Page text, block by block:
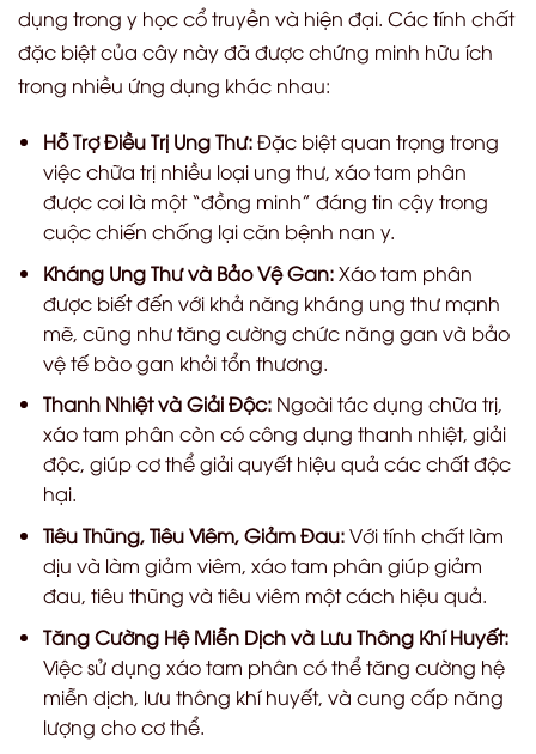
dụng trong y học cổ truyền và hiện đại. Các tính chất
đặc biệt của cây này đã được chứng minh hữu ích
trong nhiều ứng dụng khác nhau:
Hỗ Trợ Điều Trị Ung Thư:Đặc biệt quan trọng trong
việc chữa trị nhiều loại ung thư, xáo tam phân
được coi là một “đồng minh” đáng tin cậy trong
cuộc chiến chống lại căn bệnh nan y.
Kháng Ung Thư và Bảo Vệ Gan:Xáo tam phân
được biết đến với khả năng kháng ung thư mạnh
mẽ, cũng như tăng cường chức năng gan và bảo
vệ tế bào gan khỏi tổn thương.
Thanh Nhiệt và Giải Độc:Ngoài tác dụng chữa trị,
xáo tam phân còn có công dụng thanh nhiệt, giải
độc, giúp cơ thể giải quyết hiệu quả các chất độc
hại.
Tiêu Thũng, Tiêu Viêm, Giảm Đau:Với tính chất làm
dịu và làm giảm viêm, xáo tam phân giúp giảm
đau, tiêu thũng và tiêu viêm một cách hiệu quả.
Tăng Cường Hệ Miễn Dịch và Lưu Thông Khí Huyết:
Việc sử dụng xáo tam phân có thể tăng cường hệ
miễn dịch, lưu thông khí huyết, và cung cấp năng
lượng cho cơ thể.